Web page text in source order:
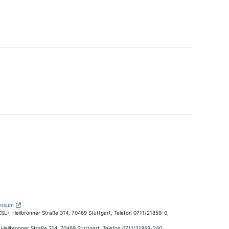
Heilbronner Straße 314, 70469 Stuttgart, Telefon 0711/21859-0,